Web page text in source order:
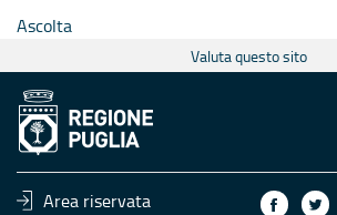
Ascolta
Valuta questo sito
Area riservata